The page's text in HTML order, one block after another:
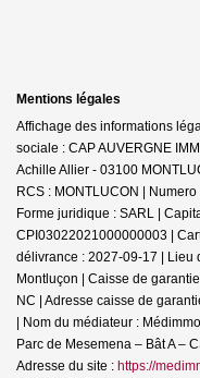
Mentions légales
Affichage des informations
sociale : CAP AUVERGNE
Achille Allier - 03100
RCS : MONTLUCON |
Forme juridique : SARL |
CPI03022021000000003 |
délivrance : 2027-09-17 | Lieu
Montluçon | Caisse de
NC | Adresse caisse de
| Nom du médiateur :
Parc de Mesemena – Bât A –
Adresse du site : https://